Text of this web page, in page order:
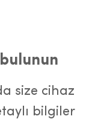
size cihaz
bilgiler